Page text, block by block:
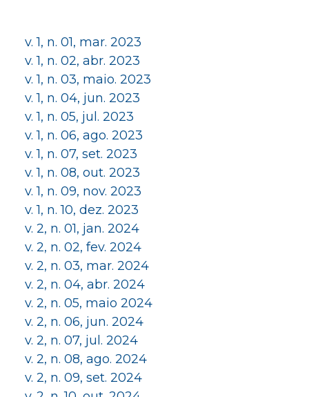
v. 1, n. 01, mar. 2023
v. 1, n. 02, abr. 2023
v. 1, n. 03, maio. 2023
v. 1, n. 04, jun. 2023
v. 1, n. 05, jul. 2023
v. 1, n. 06, ago. 2023
v. 1, n. 07, set. 2023
v. 1, n. 08, out. 2023
v. 1, n. 09, nov. 2023
v. 1, n. 10, dez. 2023
v. 2, n. 01, jan. 2024
v. 2, n. 02, fev. 2024
v. 2, n. 03, mar. 2024
v. 2, n. 04, abr. 2024
v. 2, n. 05, maio 2024
v. 2, n. 06, jun. 2024
v. 2, n. 07, jul. 2024
v. 2, n. 08, ago. 2024
v. 2, n. 09, set. 2024